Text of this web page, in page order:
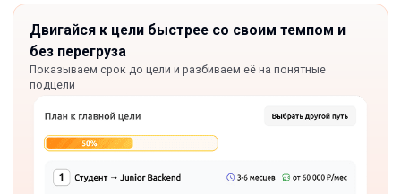
Двигайся к цели быстрее со своим темпом и
без перегруза
Показываем срок до цели и разбиваем её на понятные
подцели